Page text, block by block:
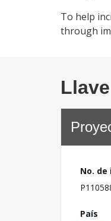
To help
through
No.
País